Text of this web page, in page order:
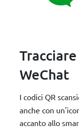
WeChat
I codici QR
anche con
accanto allo